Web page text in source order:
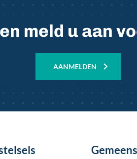
meld u aan
AANMELDEN